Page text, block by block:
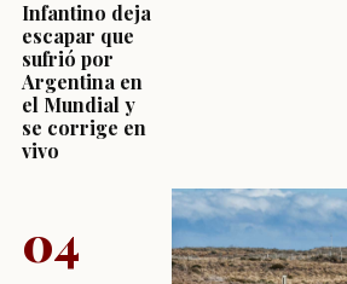
Infantino deja
escapar que
sufrió por
Argentina en
el Mundial y
se corrige en
vivo
04